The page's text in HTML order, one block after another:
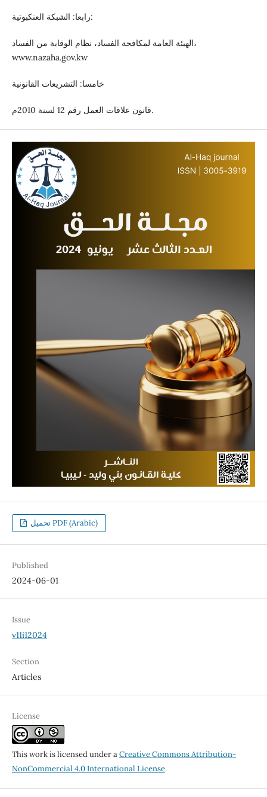
رابعا: الشبكة العنكبوتية:
الهيئة العامة لمكافحة الفساد، نظام الوقاية من الفساد،
www.nazaha.gov.kw
خامسا: التشريعات القانونية
قانون علاقات العمل رقم 12 لسنة 2010م.
تحميل PDF (Arabic)
Published
2024-06-01
Issue
v11i12024
Section
Articles
License
This work is licensed under aCreative Commons Attribution-
NonCommercial 4.0 International License.